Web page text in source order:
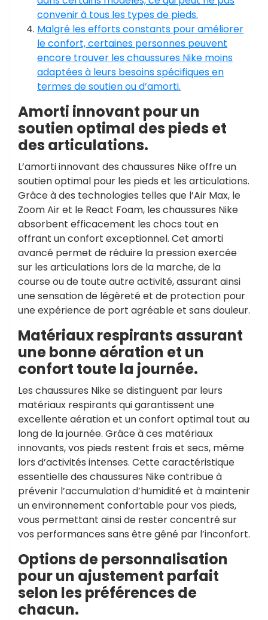
convenir à tous les types de pieds.
Malgré les efforts constants pour améliorer
le confort, certaines personnes peuvent
encore trouver les chaussures Nike moins
adaptées à leurs besoins spécifiques en
termes de soutien ou d’amorti.
Amorti innovant pour un
soutien optimal des pieds et
des articulations.
L’amorti innovant des chaussures Nike offre un
soutien optimal pour les pieds et les articulations.
Grâce à des technologies telles que l’Air Max, le
Zoom Air et le React Foam, les chaussures Nike
absorbent efficacement les chocs tout en
offrant un confort exceptionnel. Cet amorti
avancé permet de réduire la pression exercée
sur les articulations lors de la marche, de la
course ou de toute autre activité, assurant ainsi
une sensation de légèreté et de protection pour
une expérience de port agréable et sans douleur.
Matériaux respirants assurant
une bonne aération et un
confort toute la journée.
Les chaussures Nike se distinguent par leurs
matériaux respirants qui garantissent une
excellente aération et un confort optimal tout au
long de la journée. Grâce à ces matériaux
innovants, vos pieds restent frais et secs, même
lors d’activités intenses. Cette caractéristique
essentielle des chaussures Nike contribue à
prévenir l’accumulation d’humidité et à maintenir
un environnement confortable pour vos pieds,
vous permettant ainsi de rester concentré sur
vos performances sans être gêné par l’inconfort.
Options de personnalisation
pour un ajustement parfait
selon les préférences de
chacun.